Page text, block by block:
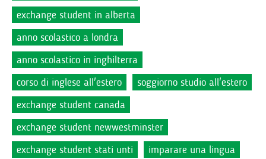
exchange student in alberta
anno scolastico a londra
anno scolastico in inghilterra
corso di inglese all'estero
soggiorno studio all'estero
exchange student canada
exchange student newwestminster
exchange student stati unti
imparare una lingua